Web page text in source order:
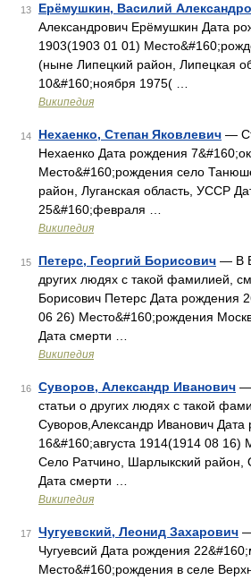
13 Ерёмушкин, Василий
Александрович Ерёмушкин Дата
1903(1903 01 01)
(ныне Липецкий район, Липецкая
10&#160;ноября 1975( …
Википедия
14 Нехаенко, Степан Яковлевич —
Нехаенко Дата рождения
Место&#160;рождения село
район, Луганская область, УССР
25&#160;февраля …
Википедия
15 Петерс, Георгий Борисович — В
других людях с такой фамилией,
Борисович Петерс Дата рождения
06 26) Место&#160;рождения
Дата смерти …
Википедия
16 Суворов, Александр Иванович —
статьи о других людях с такой
Суворов,Александр Иванович Дата
16&#160;августа 1914(1914 08 16)
Село Ратчино, Шарлыкский район,
Дата смерти …
Википедия
17 Чугуевский, Леонид Захарович
Чугуевсий Дата рождения
Место&#160;рождения в селе